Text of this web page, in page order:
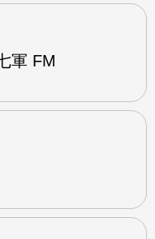
軍 FM